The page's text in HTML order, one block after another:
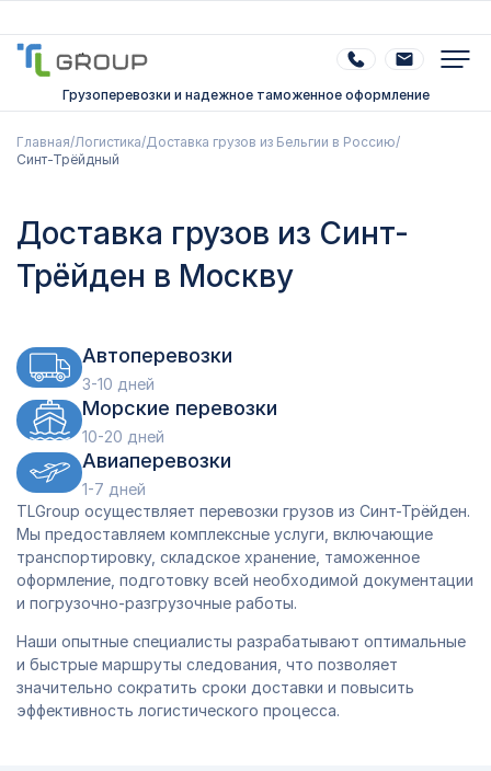
Грузоперевозки и надежное таможенное оформление
Главная/Логистика/Доставка грузов из Бельгии в Россию/
Синт-Трёйдный
Доставка грузов из Синт-
Трёйден в Москву
Автоперевозки
3-10 дней
Морские перевозки
10-20 дней
Авиаперевозки
1-7 дней
TLGroup осуществляет перевозки грузов из Синт-Трёйден.
Мы предоставляем комплексные услуги, включающие
транспортировку, складское хранение, таможенное
оформление, подготовку всей необходимой документации
и погрузочно-разгрузочные работы.
Наши опытные специалисты разрабатывают оптимальные
и быстрые маршруты следования, что позволяет
значительно сократить сроки доставки и повысить
эффективность логистического процесса.